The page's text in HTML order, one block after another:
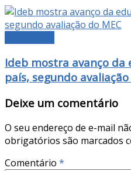
Ideb mostra avanço da
país, segundo avaliação
Deixe um comentário
O seu endereço de e-mail
obrigatórios são marcados
Comentário *